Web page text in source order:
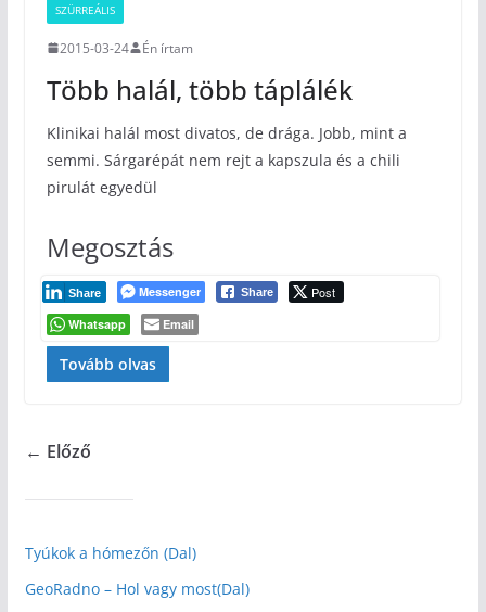
SZÜRREÁLIS
2015-03-24 Én írtam
Több halál, több táplálék
Klinikai halál most divatos, de drága. Jobb, mint a
semmi. Sárgarépát nem rejt a kapszula és a chili
pirulát egyedül
Megosztás
Messenger Share Post
Share
Whatsapp Email
Tovább olvas
← Előző
Tyúkok a hómezőn (Dal)
GeoRadno – Hol vagy most(Dal)